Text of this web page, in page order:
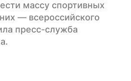
массу спортивных
— всероссийского
пресс-служба